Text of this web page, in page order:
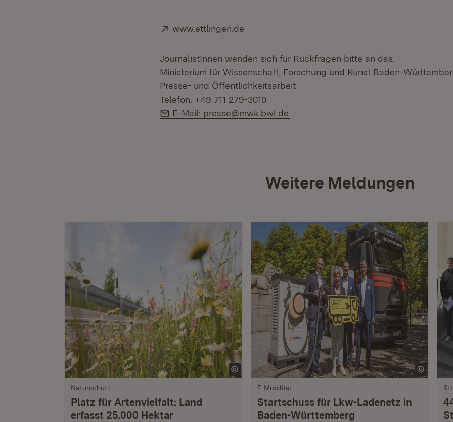
Extern:
www.ettlingen.de
JournalistInnen wenden sich für Rückfragen bitte an das:
Ministerium für Wissenschaft, Forschung und Kunst Baden-
Presse- und Öffentlichkeitsarbeit
Telefon: +49 711 279-3010
E-Mail:
E-Mail: presse@mwk.bwl.de
Weitere Meldungen
Naturschutz
Platz für Artenvielfalt: Land
erfasst 25.000 Hektar
E-Mobilität
Startschuss für Lkw-Ladenetz in
Baden-Württemberg